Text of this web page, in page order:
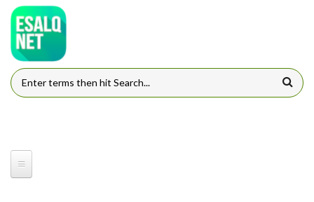
Pular para o conteúdo principal
FORMULÁRIO DE BUSCA